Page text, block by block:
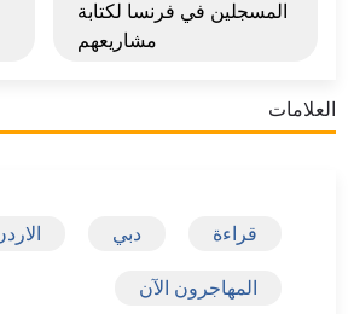
المسجلين في فرنسا لكتابة
مشاريعهم
العلامات
قراءة دبي
المهاجرون الآن